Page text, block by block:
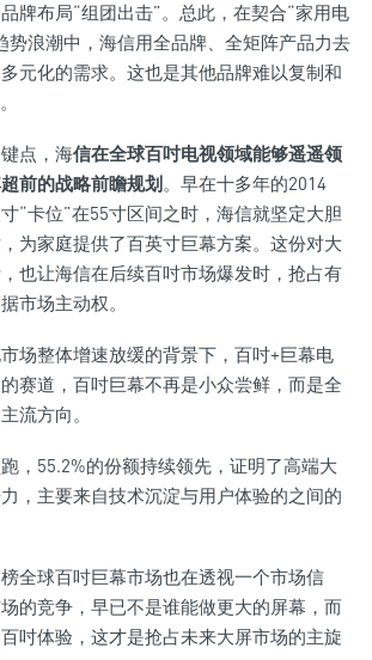
牌布局“组团出击”。总此，在契合“家用电
势浪潮中，海信用全品牌、全矩阵产品力去
元化的需求。这也是其他品牌难以复制和
点，海信在全球百吋电视领域能够遥遥领
前的战略前瞻规划。早在十多年的2014
“卡位”在55寸区间之时，海信就坚定大胆
为家庭提供了百英寸巨幕方案。这份对大
也让海信在后续百吋市场爆发时，抢占有
市场主动权。
场整体增速放缓的背景下，百吋+巨幕电
赛道，百吋巨幕不再是小众尝鲜，而是全
流方向。
，55.2%的份额持续领先，证明了高端大
，主要来自技术沉淀与用户体验的之间的
全球百吋巨幕市场也在透视一个市场信
的竞争，早已不是谁能做更大的屏幕，而
吋体验，这才是抢占未来大屏市场的主旋